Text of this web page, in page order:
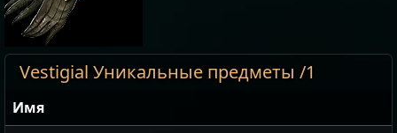
Vestigial Уникальные предметы /1
Имя